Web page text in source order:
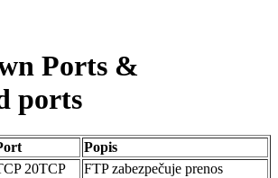
Ports &
ports
Popis
20TCP
FTP zabezpečuje prenos